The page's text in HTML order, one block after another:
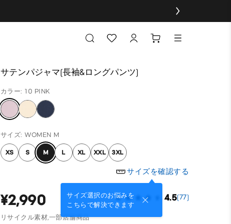
サテンパジャマ(長袖&ロングパンツ)
カラー: 10 PINK
サイズ: WOMEN M
XS S M L XL XXL 3XL
サイズを確認する
サイズ選択のお悩みを
こちらで解決できます
¥2,990 4.5(77)
リサイクル素材,一部店舗商品